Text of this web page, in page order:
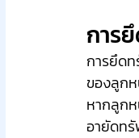
การ
การยึด
ของลูก
หากลูก
อายัดท